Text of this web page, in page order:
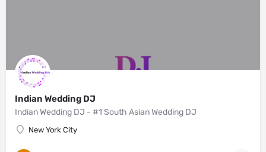
Indian Wedding DJ
Indian Wedding DJ - #1 South Asian Wedding DJ
New York City